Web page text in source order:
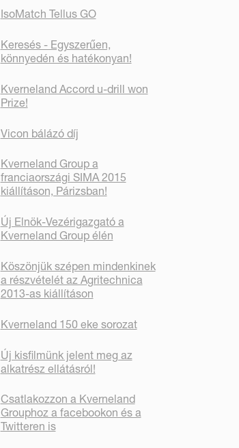
IsoMatch Tellus GO
Keresés - Egyszerűen,
könnyedén és hatékonyan!
Kverneland Accord u-drill won
Prize!
Vicon bálázó díj
Kverneland Group a
franciaországi SIMA 2015
kiállításon, Párizsban!
Új Elnök-Vezérigazgató a
Kverneland Group élén
Köszönjük szépen mindenkinek
a részvételét az Agritechnica
2013-as kiállításon
Kverneland 150 eke sorozat
Új kisfilmünk jelent meg az
alkatrész ellátásról!
Csatlakozzon a Kverneland
Grouphoz a facebookon és a
Twitteren is